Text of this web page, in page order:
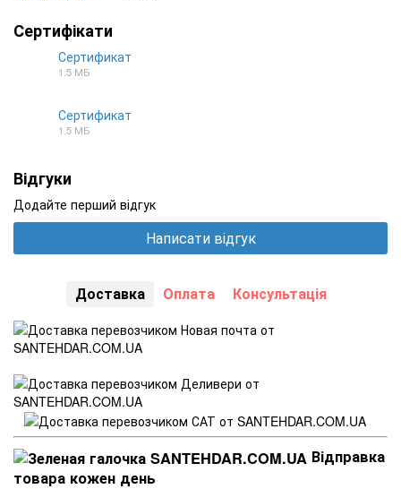
Сертифікати
Сертификат
1.5 МБ
Сертификат
1.5 МБ
Відгуки
Додайте перший відгук
Написати відгук
Доставка Оплата Консультація
Відправка
товара кожен день